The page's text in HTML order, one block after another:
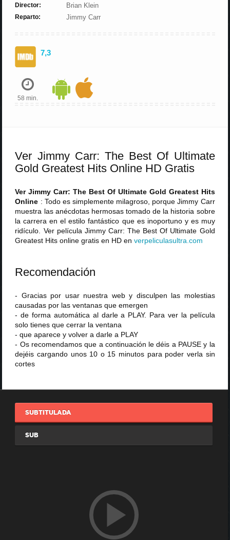
Director: Brian Klein
Reparto: Jimmy Carr
7,3
58 min.
Ver Jimmy Carr: The Best Of Ultimate
Gold Greatest Hits Online HD Gratis
Ver Jimmy Carr: The Best Of Ultimate Gold Greatest Hits
Online : Todo es simplemente milagroso, porque Jimmy Carr
muestra las anécdotas hermosas tomado de la historia sobre
la carrera en el estilo fantástico que es inoportuno y es muy
ridículo. Ver película Jimmy Carr: The Best Of Ultimate Gold
Greatest Hits online gratis en HD enverpeliculasultra .com
Recomendación
- Gracias por usar nuestra web y disculpen las molestias
causadas por las ventanas que emergen
- de forma automática al darle a PLAY. Para ver la película
solo tienes que cerrar la ventana
- que aparece y volver a darle a PLAY
- Os recomendamos que a continuación le déis a PAUSE y la
dejéis cargando unos 10 o 15 minutos para poder verla sin
cortes
SUBTITULADA
SUB